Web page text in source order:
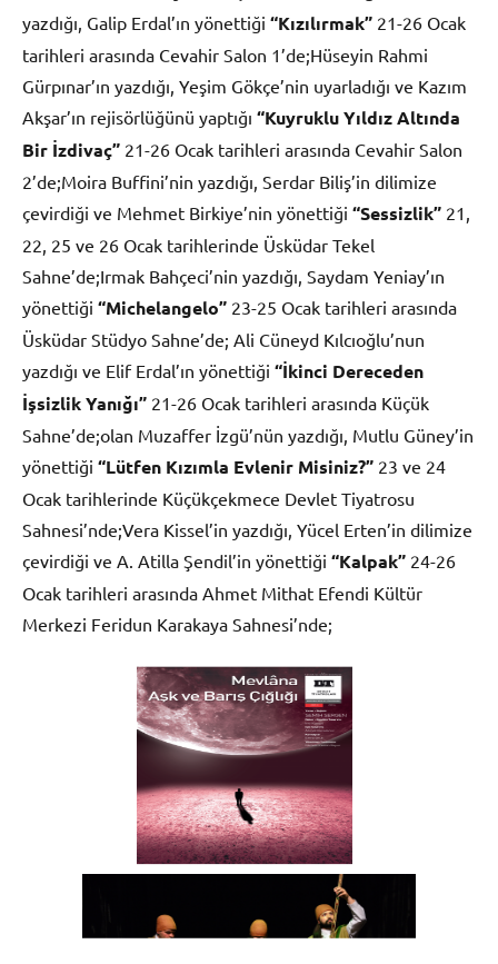
yazdığı, Galip Erdal’ın yönettiği “Kızılırmak” 21-26 Ocak
tarihleri arasında Cevahir Salon 1’de;Hüseyin Rahmi
Gürpınar’ın yazdığı, Yeşim Gökçe’nin uyarladığı ve Kazım
Akşar’ın rejisörlüğünü yaptığı “Kuyruklu Yıldız Altında
Bir İzdivaç” 21-26 Ocak tarihleri arasında Cevahir Salon
2’de;Moira Buffini’nin yazdığı, Serdar Biliş’in dilimize
çevirdiği ve Mehmet Birkiye’nin yönettiği “Sessizlik” 21,
22, 25 ve 26 Ocak tarihlerinde Üsküdar Tekel
Sahne’de;Irmak Bahçeci’nin yazdığı, Saydam Yeniay’ın
yönettiği “Michelangelo” 23-25 Ocak tarihleri arasında
Üsküdar Stüdyo Sahne’de; Ali Cüneyd Kılcıoğlu’nun
yazdığı ve Elif Erdal’ın yönettiği “İkinci Dereceden
İşsizlik Yanığı” 21-26 Ocak tarihleri arasında Küçük
Sahne’de;olan Muzaffer İzgü’nün yazdığı, Mutlu Güney’in
yönettiği “Lütfen Kızımla Evlenir Misiniz?” 23 ve 24
Ocak tarihlerinde Küçükçekmece Devlet Tiyatrosu
Sahnesi’nde;Vera Kissel’in yazdığı, Yücel Erten’in dilimize
çevirdiği ve A. Atilla Şendil’in yönettiği “Kalpak” 24-26
Ocak tarihleri arasında Ahmet Mithat Efendi Kültür
Merkezi Feridun Karakaya Sahnesi’nde;